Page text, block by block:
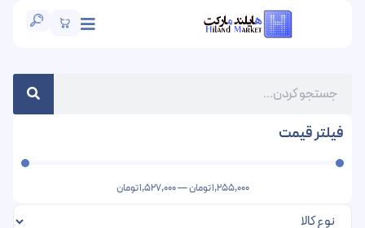
فیلتر قیمت
1,255,000تومان—
1,527,000تومان